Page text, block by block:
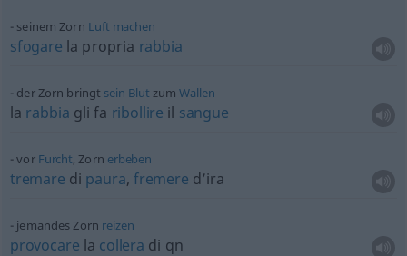
seinem Zorn Luft machen
sfogare la propria rabbia
der Zorn bringt sein Blut zumWallen
la rabbia gli fa ribollire il sangue
vor Furcht, Zorn erbeben
tremare di paura, fremere d’ira
jemandes Zorn reizen
provocare la collera di qn